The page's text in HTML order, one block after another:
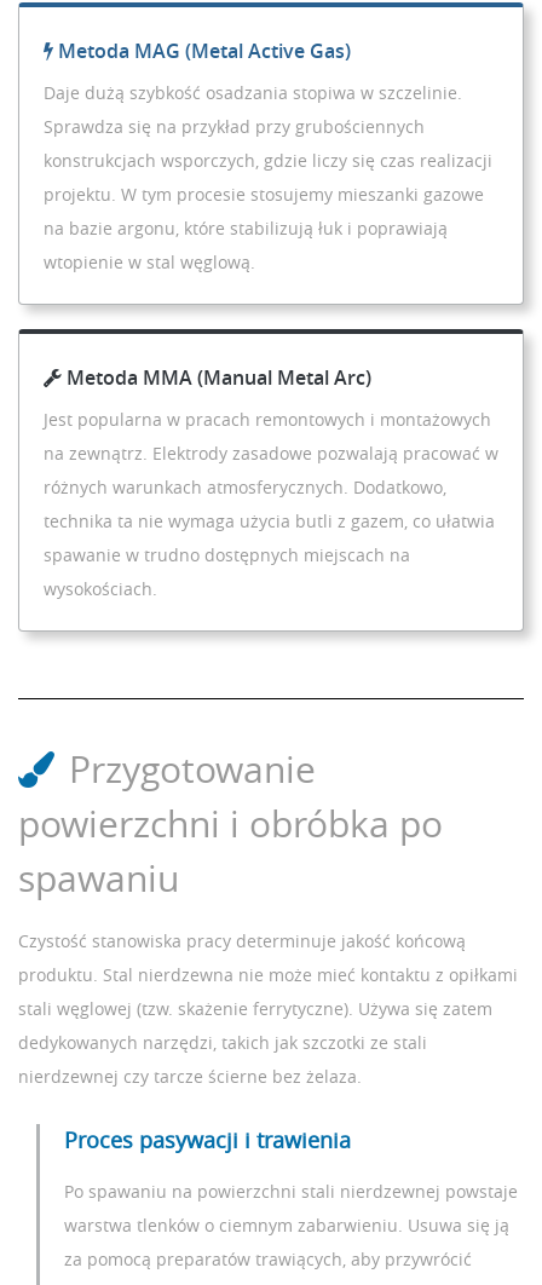
Metoda MAG (Metal Active Gas)
Daje dużą szybkość osadzania stopiwa w szczelinie.
Sprawdza się na przykład przy grubościennych
konstrukcjach wsporczych, gdzie liczy się czas realizacji
projektu. W tym procesie stosujemy mieszanki gazowe
na bazie argonu, które stabilizują łuk i poprawiają
wtopienie w stal węglową.
Metoda MMA (Manual Metal Arc)
Jest popularna w pracach remontowych i montażowych
na zewnątrz. Elektrody zasadowe pozwalają pracować w
różnych warunkach atmosferycznych. Dodatkowo,
technika ta nie wymaga użycia butli z gazem, co ułatwia
spawanie w trudno dostępnych miejscach na
wysokościach.
Przygotowanie
powierzchni i obróbka po
spawaniu
Czystość stanowiska pracy determinuje jakość końcową
produktu. Stal nierdzewna nie może mieć kontaktu z opiłkami
stali węglowej (tzw. skażenie ferrytyczne). Używa się zatem
dedykowanych narzędzi, takich jak szczotki ze stali
nierdzewnej czy tarcze ścierne bez żelaza.
Proces pasywacji i trawienia
Po spawaniu na powierzchni stali nierdzewnej powstaje
warstwa tlenków o ciemnym zabarwieniu. Usuwa się ją
za pomocą preparatów trawiących, aby przywrócić